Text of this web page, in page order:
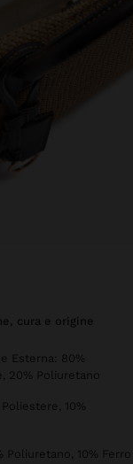
cura e origine
Esterna: 80%
20% Poliuretano
10%
Poliuretano, 10% Ferro